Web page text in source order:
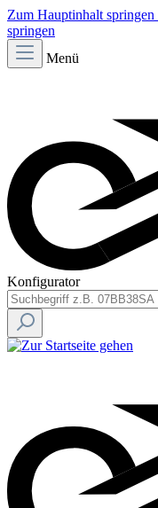
Zum Hauptinhalt springen
springen
Menü
Konfigurator